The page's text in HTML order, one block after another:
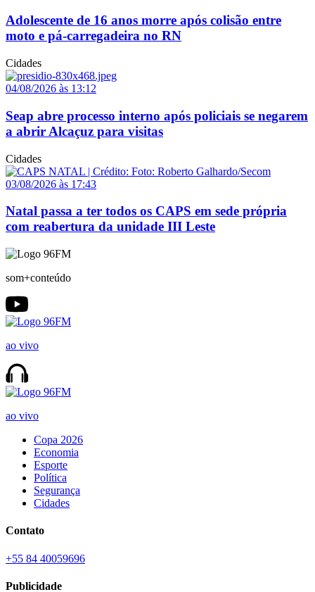
Adolescente de 16 anos morre após colisão entre
moto e pá-carregadeira no RN
Cidades
04/08/2026 às 13:12
Seap abre processo interno após policiais se negarem
a abrir Alcaçuz para visitas
Cidades
03/08/2026 às 17:43
Natal passa a ter todos os CAPS em sede própria
com reabertura da unidade III Leste
som+conteúdo
ao vivo
ao vivo
Copa 2026
Economia
Esporte
Política
Segurança
Cidades
Contato
+55 84 40059696
Publicidade